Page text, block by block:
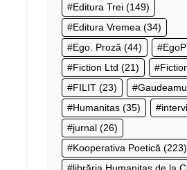
Editura Trei (149)
Editura Vremea (34)
Ego. Proză (44)
Fiction Ltd (21)
FILIT (23)
Humanitas (35)
jurnal (26)
Kooperativa Poetică (223)